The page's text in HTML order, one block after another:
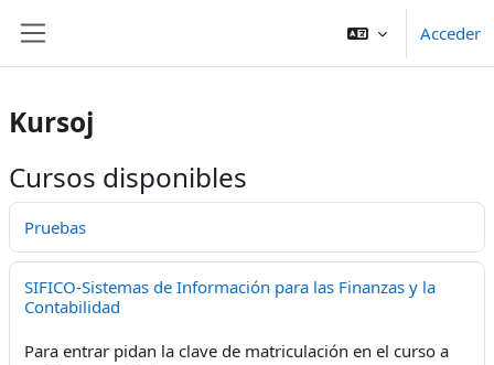
Acceder
Kursoj
Cursos disponibles
Pruebas
SIFICO-Sistemas de Información para las Finanzas y la
Contabilidad
Para entrar pidan la clave de matriculación en el curso a